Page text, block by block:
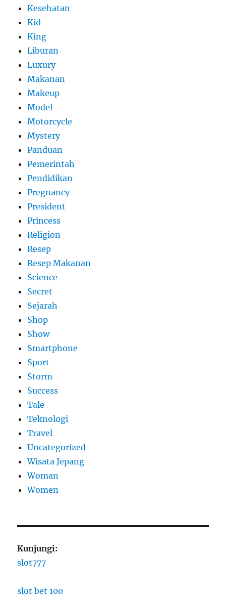
Kesehatan
Kid
King
Liburan
Luxury
Makanan
Makeup
Model
Motorcycle
Mystery
Panduan
Pemerintah
Pendidikan
Pregnancy
President
Princess
Religion
Resep
Resep Makanan
Science
Secret
Sejarah
Shop
Show
Smartphone
Sport
Storm
Success
Tale
Teknologi
Travel
Uncategorized
Wisata Jepang
Woman
Women
Kunjungi:
slot777
slot bet 100